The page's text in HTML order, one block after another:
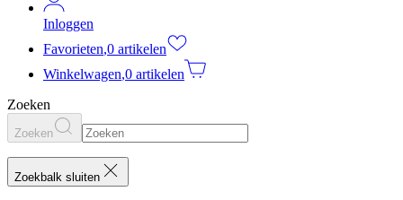
Inloggen
Favorieten,0 artikelen
Winkelwagen,0 artikelen
Zoeken
Zoeken
Zoekbalk sluiten